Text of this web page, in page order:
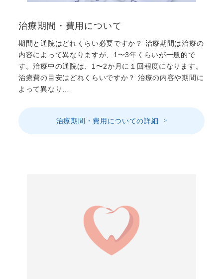
治療期間・費用について
期間と通院はどれくらい必要ですか？ 治療期間は治療の
内容によって異なりますが、1〜3年くらいが一般的で
す。治療中の通院は、1〜2か月に１回程度になります。
治療費の目安はどれくらいですか？ 治療の内容や期間に
よって異なり…
治療期間・費用についての詳細